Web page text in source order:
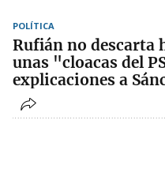
POLÍTICA
Rufián no descarta
unas "cloacas del
explicaciones a